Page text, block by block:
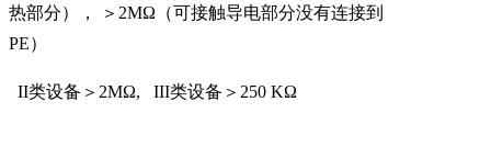
热部分）， ＞2MΩ（可接触导电部分没有连接到
PE）
II类设备＞2MΩ, III类设备＞250 KΩ